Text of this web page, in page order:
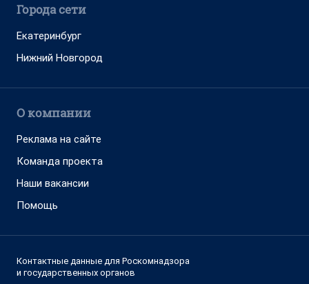
Города сети
Екатеринбург
Нижний Новгород
О компании
Реклама на сайте
Команда проекта
Наши вакансии
Помощь
Контактные данные для Роскомнадзора
и государственных органов